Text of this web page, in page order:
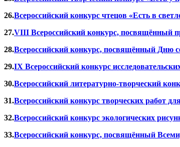
26.Всероссийский конкурс чтецов «Есть в
27.VIII Всероссийский конкурс, посвящённый
28.Всероссийский конкурс, посвящённый Дню
29.IX Всероссийский конкурс
30.Всероссийский литературно-творческий
31.Всероссийский конкурс творческих работ
32.Всероссийский конкурс экологических
33.Всероссийский конкурс, посвящённый